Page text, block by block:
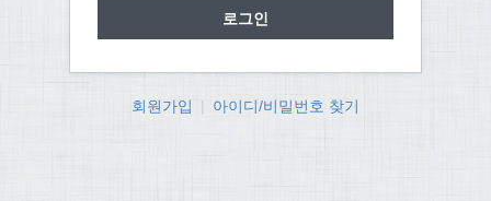
회원가입 아이디/비밀번호 찾기